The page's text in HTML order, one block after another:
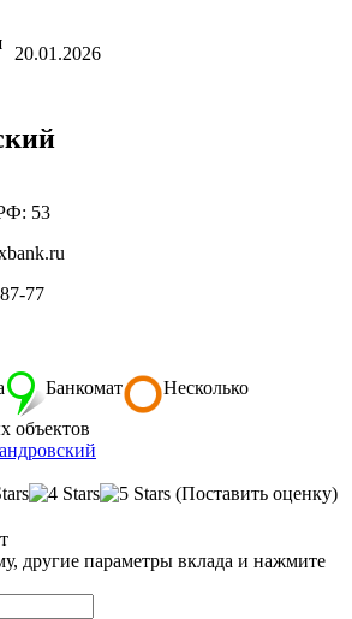
20.01.2026
53
77
Банкомат Несколько
объектов
(Поставить оценку)
другие параметры вклада и нажмите